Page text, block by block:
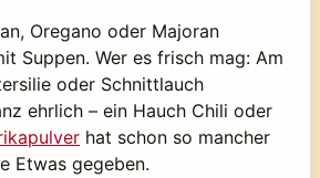
Oregano oder Majoran
Suppen. Wer es frisch mag: Am
oder Schnittlauch
ehrlich – ein Hauch Chili oder
hat schon so mancher
Etwas gegeben.